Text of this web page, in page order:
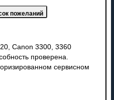
Canon 3300, 3360
проверена.
сервисном